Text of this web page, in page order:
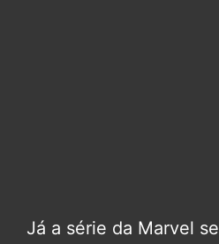
Já a série da Marvel